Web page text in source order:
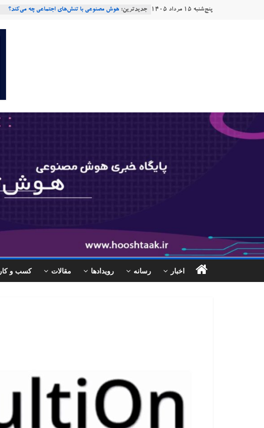
پنج‌شنبه ۱۵ مرداد ۱۴۰۵ جدیدترین: هوش مصنوعی با تنش‌های اجتماعی چه می‌کند؟
خبری
مصنوعی
اخبار رسانه رویدادها مقالات کسب و کار